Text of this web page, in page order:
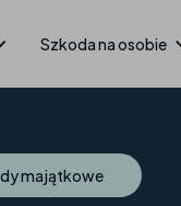
Szkoda na osobie
majątkowe